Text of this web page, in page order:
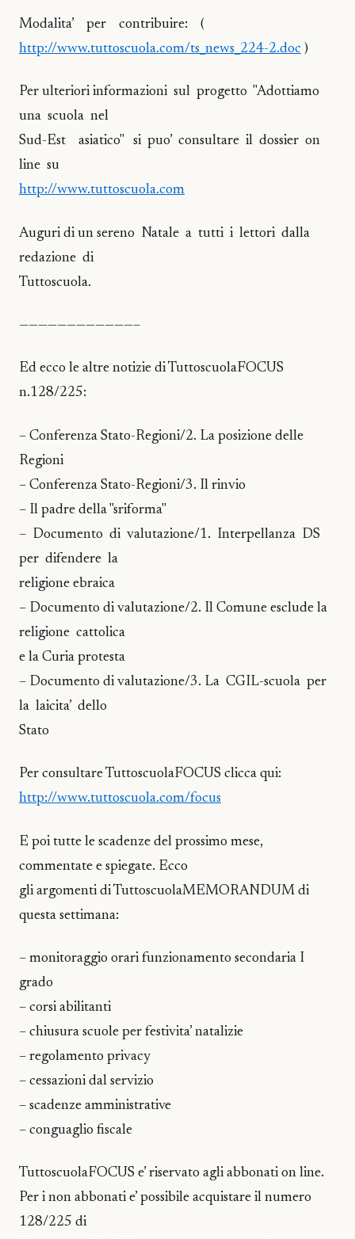
Modalita’ per contribuire: (
http://www.tuttoscuola.com/ts_news_224-2.doc )
Per ulteriori informazioni sul progetto "Adottiamo
una scuola nel
Sud-Est asiatico" si puo’ consultare il dossier on
line su
http://www.tuttoscuola.com
Auguri di un sereno Natale a tutti i lettori dalla
redazione di
Tuttoscuola.
————————————–
Ed ecco le altre notizie di TuttoscuolaFOCUS
n.128/225:
– Conferenza Stato-Regioni/2. La posizione delle
Regioni
– Conferenza Stato-Regioni/3. Il rinvio
– Il padre della "sriforma"
– Documento di valutazione/1. Interpellanza DS
per difendere la
religione ebraica
– Documento di valutazione/2. Il Comune esclude la
religione cattolica
e la Curia protesta
– Documento di valutazione/3. La CGIL-scuola per
la laicita’ dello
Stato
Per consultare TuttoscuolaFOCUS clicca qui:
http://www.tuttoscuola.com/focus
E poi tutte le scadenze del prossimo mese,
commentate e spiegate. Ecco
gli argomenti di TuttoscuolaMEMORANDUM di
questa settimana:
– monitoraggio orari funzionamento secondaria I
grado
– corsi abilitanti
– chiusura scuole per festivita’ natalizie
– regolamento privacy
– cessazioni dal servizio
– scadenze amministrative
– conguaglio fiscale
TuttoscuolaFOCUS e’ riservato agli abbonati on line.
Per i non abbonati e’ possibile acquistare il numero
128/225 di